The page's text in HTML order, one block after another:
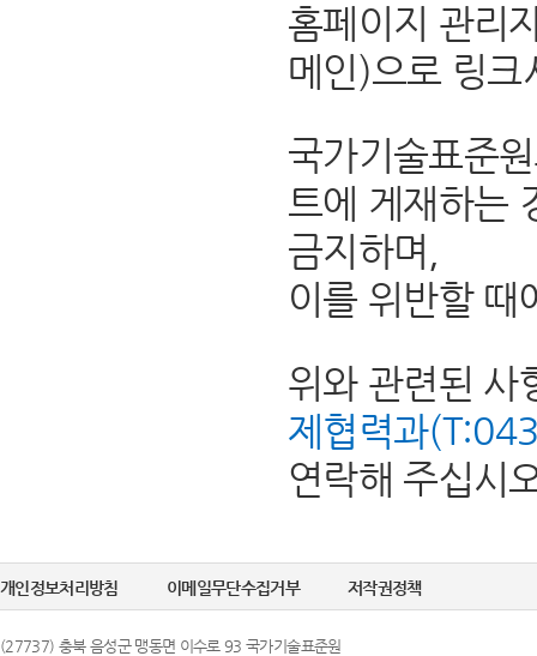
홈페이지 관리
메인)으로 링크
국가기술표준
트에 게재하는
금지하며,
이를 위반할 때
위와 관련된 사
제협력과
연락해 주십시
개인정보처리방침 이메일무단수집거부 저작권정책
(27737) 충북 음성군 맹동면 이수로 93 국가기술표준원